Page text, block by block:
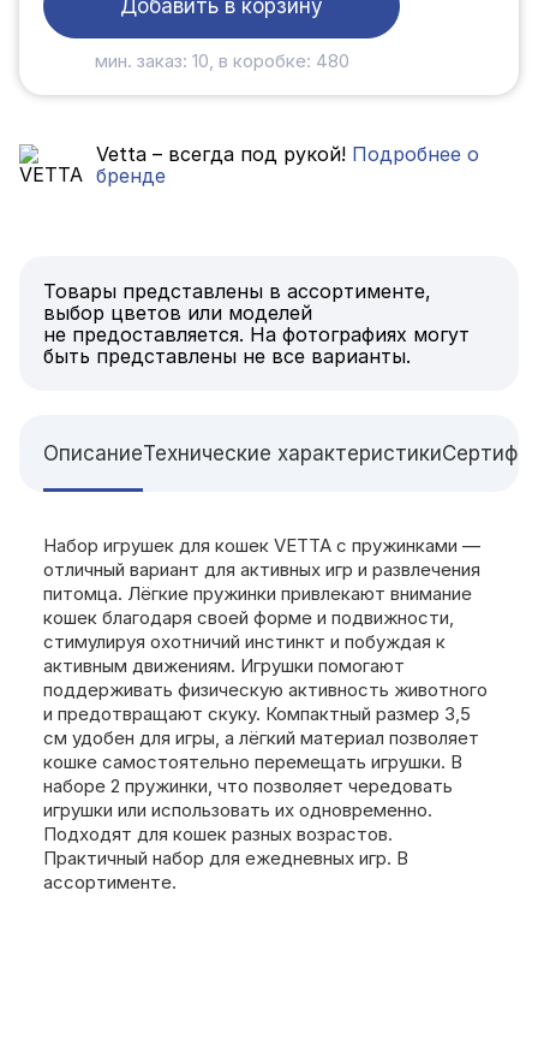
Добавить в корзину
мин. заказ: 10, в коробке: 480
Vetta – всегда под рукой! Подробнее о
бренде
Товары представлены в ассортименте,
выбор цветов или моделей
не предоставляется. На фотографиях могут
быть представлены не все варианты.
ОписаниеТехнические характеристики
Набор игрушек для кошек VETTA с пружинками —
отличный вариант для активных игр и развлечения
питомца. Лёгкие пружинки привлекают внимание
кошек благодаря своей форме и подвижности,
стимулируя охотничий инстинкт и побуждая к
активным движениям. Игрушки помогают
поддерживать физическую активность животного
и предотвращают скуку. Компактный размер 3,5
см удобен для игры, а лёгкий материал позволяет
кошке самостоятельно перемещать игрушки. В
наборе 2 пружинки, что позволяет чередовать
игрушки или использовать их одновременно.
Подходят для кошек разных возрастов.
Практичный набор для ежедневных игр. В
ассортименте.